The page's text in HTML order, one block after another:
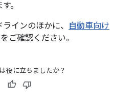
。
インのほかに、 自動車向け
ご確認ください。
役に立ちましたか？